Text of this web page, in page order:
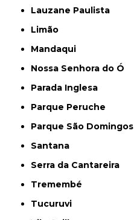
Lauzane Paulista
Limão
Mandaqui
Nossa Senhora do Ó
Parada Inglesa
Parque Peruche
Parque São Domingos
Santana
Serra da Cantareira
Tremembé
Tucuruvi